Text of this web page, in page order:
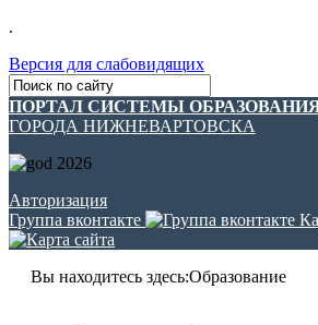
.
Версия для слабовидящих
ПОРТАЛ СИСТЕМЫ
ГОРОДА НИЖНЕВАРТОВСКА
Авторизация
Группа вконтакте
Вы находитесь здесь:Образование